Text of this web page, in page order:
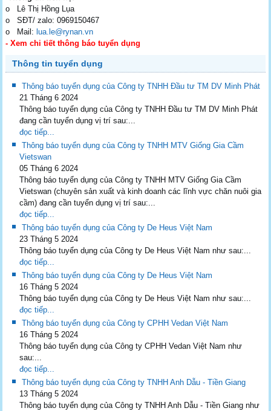
o Lê Thị Hồng Lụa
o SĐT/ zalo: 0969150467
o Mail: lua.le@rynan.vn
- Xem chi tiết thông báo tuyển dụng
Thông tin tuyển dụng
Thông báo tuyển dụng của Công ty TNHH Đầu tư TM DV Minh Phát
21 Tháng 6 2024
Thông báo tuyển dụng của Công ty TNHH Đầu tư TM DV Minh Phát
đang cần tuyển dụng vị trí sau:...
đọc tiếp...
Thông báo tuyển dụng của Công ty TNHH MTV Giống Gia Cầm
Vietswan
05 Tháng 6 2024
Thông báo tuyển dụng của Công ty TNHH MTV Giống Gia Cầm
Vietswan (chuyên sản xuất và kinh doanh các lĩnh vực chăn nuôi gia
cầm) đang cần tuyển dụng vị trí sau:...
đọc tiếp...
Thông báo tuyển dụng của Công ty De Heus Việt Nam
23 Tháng 5 2024
Thông báo tuyển dụng của Công ty De Heus Việt Nam như sau:...
đọc tiếp...
Thông báo tuyển dụng của Công ty De Heus Việt Nam
16 Tháng 5 2024
Thông báo tuyển dụng của Công ty De Heus Việt Nam như sau:...
đọc tiếp...
Thông báo tuyển dụng của Công ty CPHH Vedan Việt Nam
16 Tháng 5 2024
Thông báo tuyển dụng của Công ty CPHH Vedan Việt Nam như
sau:...
đọc tiếp...
Thông báo tuyển dụng của Công ty TNHH Anh Dẫu - Tiền Giang
13 Tháng 5 2024
Thông báo tuyển dụng của Công ty TNHH Anh Dẫu - Tiền Giang như